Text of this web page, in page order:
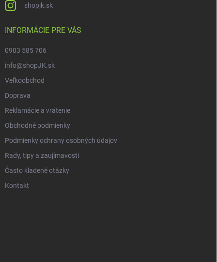
shopjk.sk
INFORMÁCIE PRE VÁS
0903 585 706
info@shopJK.sk
Veľkoobchod
Doprava
Reklamácie a vrátenie
Obchodné podmienky
Podmienky ochrany osobných údajov
Rady, tipy a zaujímavosti
Často kladené otázky
Kontakt